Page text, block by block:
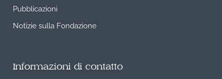
Pubblicazioni
Notizie sulla Fondazione
Informazioni di contatto